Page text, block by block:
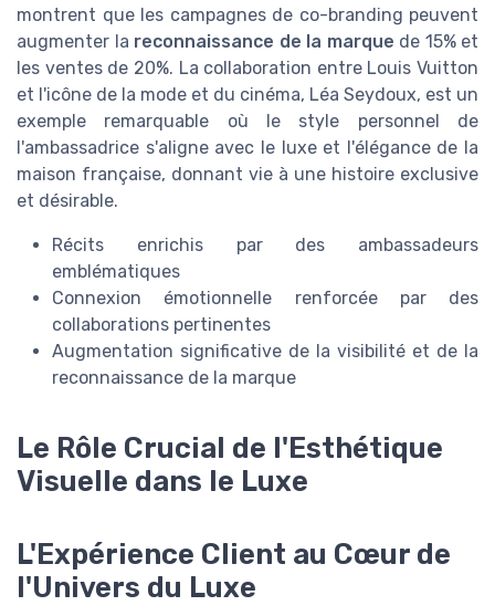
montrent que les campagnes de co-branding peuvent
augmenter la reconnaissance de la marque de 15% et
les ventes de 20%. La collaboration entre Louis Vuitton
et l'icône de la mode et du cinéma, Léa Seydoux, est un
exemple remarquable où le style personnel de
l'ambassadrice s'aligne avec le luxe et l'élégance de la
maison française, donnant vie à une histoire exclusive
et désirable.
Récits enrichis par des ambassadeurs
emblématiques
Connexion émotionnelle renforcée par des
collaborations pertinentes
Augmentation significative de la visibilité et de la
reconnaissance de la marque
Le Rôle Crucial de l'Esthétique
Visuelle dans le Luxe
L'Expérience Client au Cœur de
l'Univers du Luxe